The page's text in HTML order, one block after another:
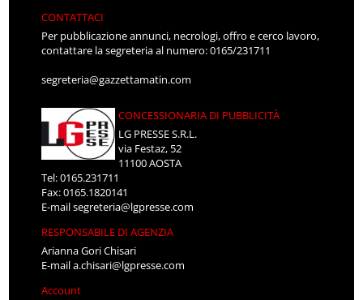
CONTATTACI
Per pubblicazione annunci, necrologi, offro e cerco lavoro,
contattare la segreteria al numero: 0165/231711
segreteria@gazzettamatin.com
CONCESSIONARIA DI PUBBLICITÀ
LG PRESSE S.R.L.
via Festaz, 52
11100 AOSTA
Tel: 0165.231711
Fax: 0165.1820141
E-mailsegreteria@lgpresse.com
RESPONSABILE DI AGENZIA
Arianna Gori Chisari
E-maila.chisari@lgpresse.com
Account